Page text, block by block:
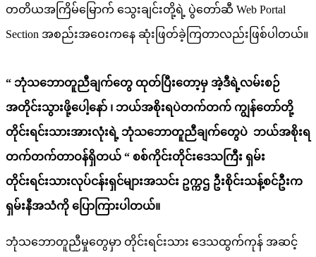
တတိယအကြိမ်မြောက် သွေးချင်းတို့ရဲ့ ပွဲတော်ဆီ Web Portal
Section အစည်းအဝေးကနေ ဆုံးဖြတ်ခဲ့ကြတာလည်းဖြစ်ပါတယ်။
“ ဘုံသဘောတူညီချက်တွေ ထုတ်ပြီးတော့မှ အဲ့ဒီရဲ့လမ်းစဉ်
အတိုင်းသွားဖို့ပေါ့နော် ၊ ဘယ်အစိုးရပဲတက်တက် ကျွန်တော်တို့
တိုင်းရင်းသားအားလုံးရဲ့ ဘုံသဘောတူညီချက်တွေပဲ ဘယ်အစိုးရ
တက်တက်တာဝန်ရှိတယ် “ စစ်ကိုင်းတိုင်းဒေသကြီး ရှမ်း
တိုင်းရင်းသားလုပ်ငန်းရှင်များအသင်း ဥက္ကဌ ဦးစိုင်းသန့်စင်ဦးက
ရှမ်းနီအသံကို ပြောကြားပါတယ်။
ဘုံသဘောတူညီမှုတွေမှာ တိုင်းရင်းသား ဒေသထွက်ကုန် အဆင့်